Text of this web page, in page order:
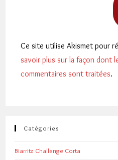
Ce site utilise Akismet pour
savoir plus sur la façon dont
commentaires sont traitées.
Catégories
Biarritz Challenge Corta